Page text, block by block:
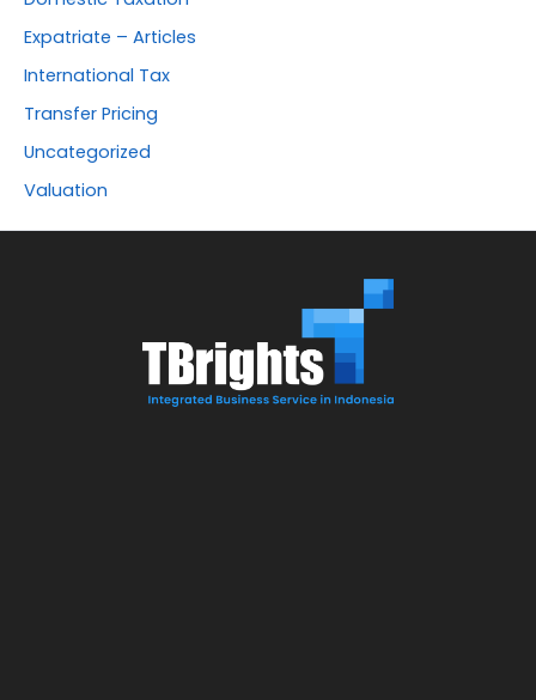
Expatriate – Articles
International Tax
Transfer Pricing
Uncategorized
Valuation